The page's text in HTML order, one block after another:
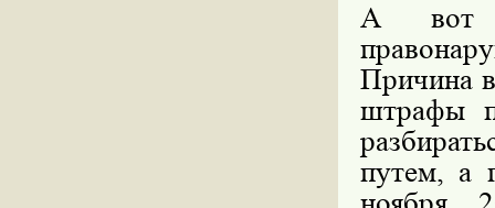
А вот
Причина
штрафы
путем, а